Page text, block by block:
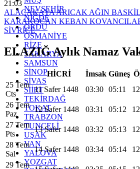
NEVŞEHİR
NİĞDE
ORDU
OSMANİYE
RİZE
SAKARYA
SAMSUN
SİNOP
SİVAS
SİİRT
TEKİRDAĞ
TOKAT
TRABZON
TUNCELİ
UŞAK
VAN
YALOVA
YOZGAT
21:03
ALACAKAYAARICAK AĞIN BASKİL
KARAKOÇAN KEBAN
SİVRİCE
ELAZIĞ Aylık Namaz
HİCRİ İmsak Güneş
25 Tem
Cts
11 Safer 1448 03:30 05:11
26 Tem
Paz
12 Safer 1448 03:31 05:12
27 Tem
Pts
13 Safer 1448 03:32 05:13
28 Tem
Sal
14 Safer 1448 03:34 05:14
29 Tem